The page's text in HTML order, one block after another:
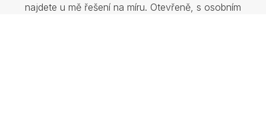
najdete u mě řešení na míru. Otevřeně, s osobním